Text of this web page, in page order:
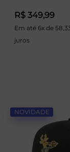
R$ 349,99
Em até 6x de
juros
NOVIDADE